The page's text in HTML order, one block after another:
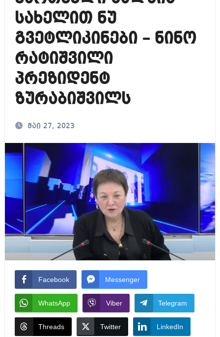
სახელით ნუ
გვეტლიკინები – ნინო
რატიშვილი
პრეზიდენტ
ზურაბიშვილს
მაი 27, 2023
Facebook Messenger
WhatsApp Viber Telegram
Threads Twitter LinkedIn